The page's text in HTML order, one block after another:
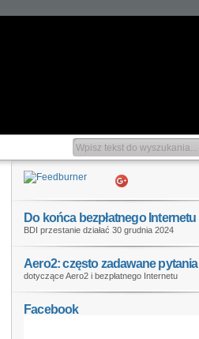
Do końca bezpłatnego Internetu
BDI przestanie działać 30 grudnia 2024
Aero2: często zadawane pytania
dotyczące Aero2 i bezpłatnego Internetu
Facebook